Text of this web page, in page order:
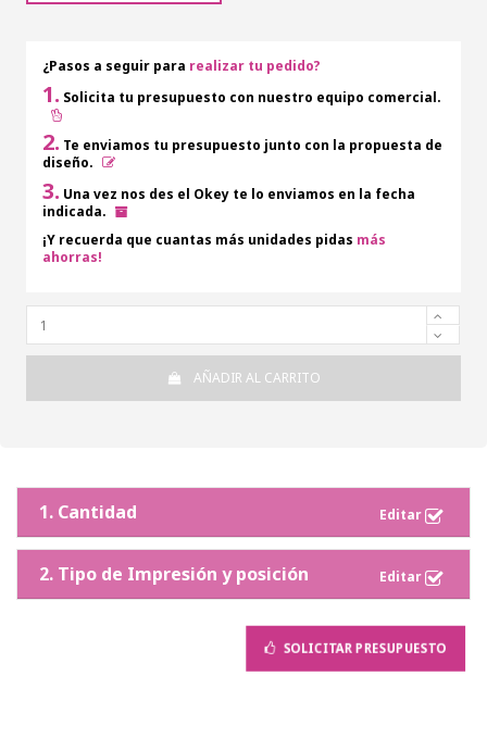
¿Pasos a seguir para realizar tu pedido?
1. Solicita tu presupuesto con nuestro equipo comercial.
2. Te enviamos tu presupuesto junto con la propuesta de
diseño.
3. Una vez nos des el Okey te lo enviamos en la fecha
indicada.
¡Y recuerda que cuantas más unidades pidas más
ahorras!
AÑADIR AL CARRITO
1. Cantidad
2. Tipo de Impresión y posición
SOLICITAR PRESUPUESTO